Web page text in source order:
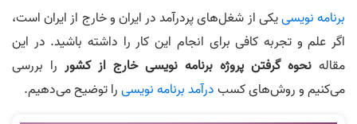
برنامه نویسییکی از شغل‌های پردرآمد در ایران و خارج از ایران است،
اگر علم و تجربه کافی برای انجام این کار را داشته باشید. در این
مقاله نحوه گرفتن پروژه برنامه نویسی خارج از کشور را بررسی
می‌کنیم و روش‌های کسبدرآمد برنامه نویسیرا توضیح می‌دهیم.